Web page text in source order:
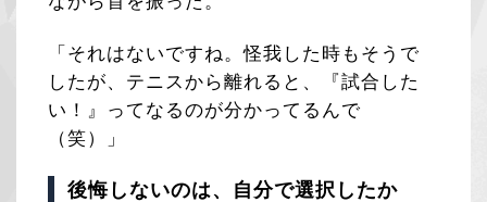
「それはないですね。怪我した時もそうで
したが、テニスから離れると、『試合した
い！』ってなるのが分かってるんで
（笑）」
後悔しないのは、自分で選択したか